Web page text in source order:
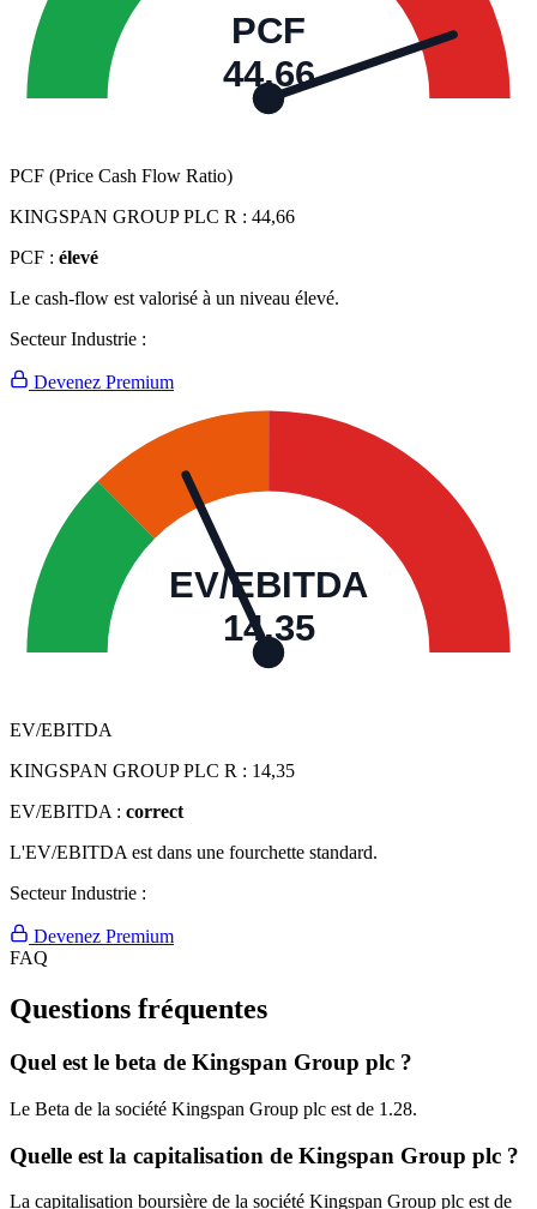
PCF
44,66
PCF (Price Cash Flow Ratio)
KINGSPAN GROUP PLC R : 44,66
PCF : élevé
Le cash-flow est valorisé à un niveau élevé.
Secteur Industrie :
Devenez Premium
EV/EBITDA
14,35
EV/EBITDA
KINGSPAN GROUP PLC R : 14,35
EV/EBITDA : correct
L'EV/EBITDA est dans une fourchette standard.
Secteur Industrie :
Devenez Premium
FAQ
Questions fréquentes
Quel est le beta de Kingspan Group plc ?
Le Beta de la société Kingspan Group plc est de 1.28.
Quelle est la capitalisation de Kingspan Group plc ?
La capitalisation boursière de la société Kingspan Group plc est de